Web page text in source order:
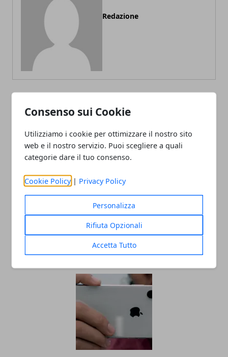
Consenso sui Cookie
Utilizziamo i cookie per ottimizzare il nostro sito
web e il nostro servizio. Puoi scegliere a quali
categorie dare il tuo consenso.
Cookie Policy | Privacy Policy
Personalizza
Rifiuta Opzionali
Accetta Tutto
Redazione
ARTICOLI CORRELATI
Quali siti sono affidabili per comprare
uno smartphone?
07/04/2019